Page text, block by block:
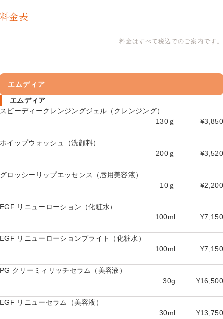
料金表
料金はすべて税込でのご案内です。
エムディア
エムディア
スピーディークレンジングジェル（クレンジング）
130ｇ
¥3,850
ホイップウォッシュ（洗顔料）
200ｇ
¥3,520
グロッシーリップエッセンス（唇用美容液）
10ｇ
¥2,200
EGF リニューローション（化粧水）
100ml
¥7,150
EGF リニューローションブライト（化粧水）
100ml
¥7,150
PG クリーミィリッチセラム（美容液）
30g
¥16,500
EGF リニューセラム（美容液）
30ml
¥13,750